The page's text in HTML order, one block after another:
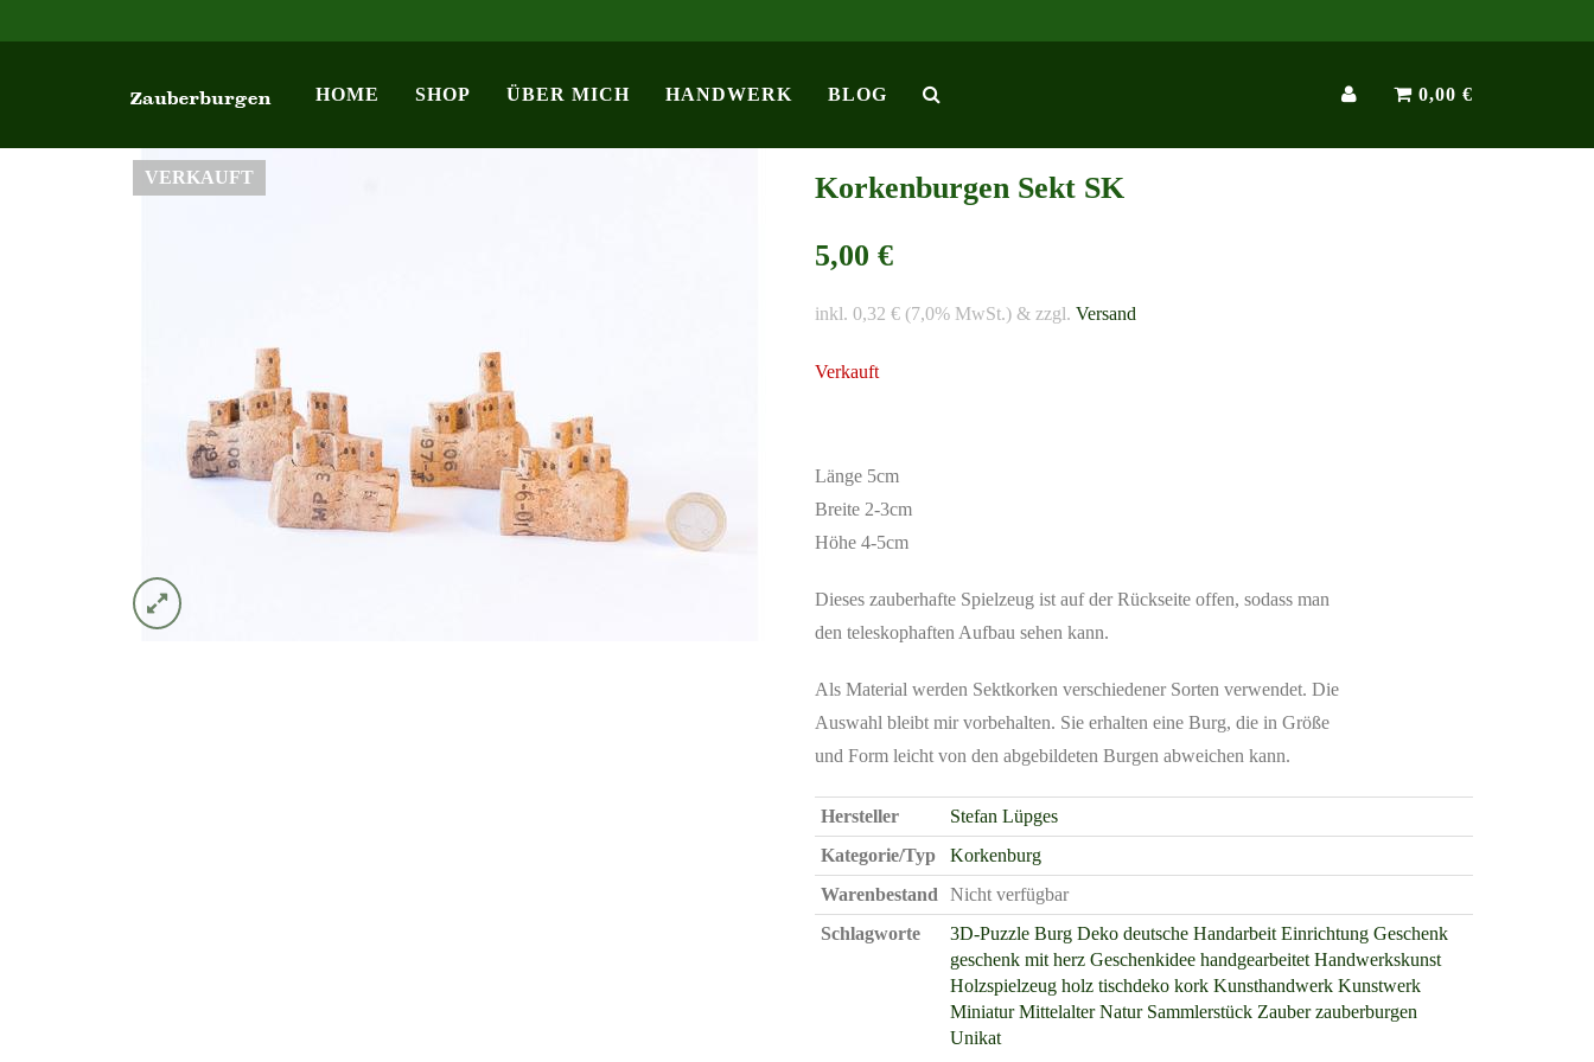
HOME SHOP ÜBER MICH HANDWERK BLOG 0,00 €
VERKAUFT
Korkenburgen Sekt SK
5,00 €
inkl. 0,32 € (7,0% MwSt.) & zzgl. Versand
Verkauft
Länge 5cm
Breite 2-3cm
Höhe 4-5cm
Dieses zauberhafte Spielzeug ist auf der Rückseite offen, sodass man
den teleskophaften Aufbau sehen kann.
Als Material werden Sektkorken verschiedener Sorten verwendet. Die
Auswahl bleibt mir vorbehalten. Sie erhalten eine Burg, die in Größe
und Form leicht von den abgebildeten Burgen abweichen kann.
Hersteller
Stefan Lüpges
Kategorie/Typ
Korkenburg
Warenbestand
Nicht verfügbar
Schlagworte
3D-Puzzle Burg Deko deutsche Handarbeit Einrichtung Geschenk
geschenk mit herz Geschenkidee handgearbeitet Handwerkskunst
Holzspielzeug holz tischdeko kork Kunsthandwerk Kunstwerk
Miniatur Mittelalter Natur Sammlerstück Zauber zauberburgen
Unikat